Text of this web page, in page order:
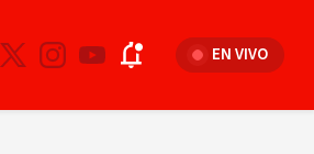
EN VIVO